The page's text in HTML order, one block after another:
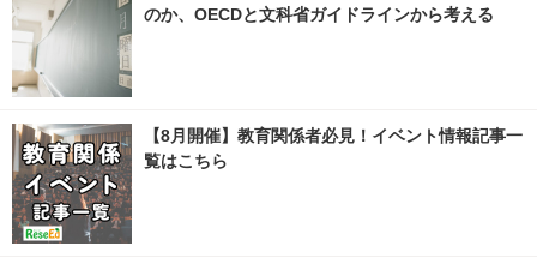
のか、OECDと文科省ガイドラインから考える
【8月開催】教育関係者必見！イベント情報記事一
覧はこちら